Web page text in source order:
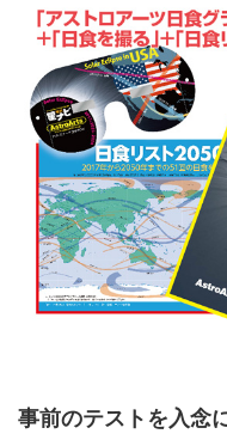
事前のテストを入念